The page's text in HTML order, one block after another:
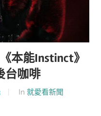
本能Instinct》
台咖啡
In 就愛看新聞